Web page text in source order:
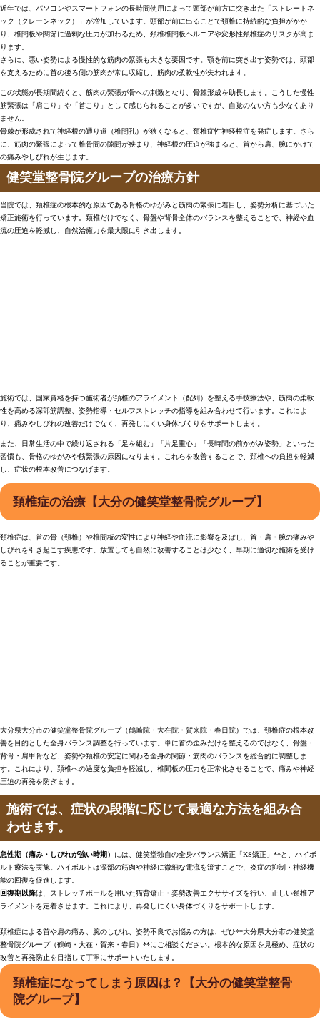
近年では、パソコンやスマートフォンの長時間使用によって頭部が前方に突き出た「ストレートネ
ック（クレーンネック）」が増加しています。頭部が前に出ることで頚椎に持続的な負担がかか
り、椎間板や関節に過剰な圧力が加わるため、頚椎椎間板ヘルニアや変形性頚椎症のリスクが高ま
ります。
さらに、悪い姿勢による慢性的な筋肉の緊張も大きな要因です。顎を前に突き出す姿勢では、頭部
を支えるために首の後ろ側の筋肉が常に収縮し、筋肉の柔軟性が失われます。
この状態が長期間続くと、筋肉の緊張が骨への刺激となり、骨棘形成を助長します。こうした慢性
筋緊張は「肩こり」や「首こり」として感じられることが多いですが、自覚のない方も少なくあり
ません。
骨棘が形成されて神経根の通り道（椎間孔）が狭くなると、頚椎症性神経根症を発症します。さら
に、筋肉の緊張によって椎骨間の隙間が狭まり、神経根の圧迫が強まると、首から肩、腕にかけて
の痛みやしびれが生じます。
健笑堂整骨院グループの治療方針
当院では、頚椎症の根本的な原因である骨格のゆがみと筋肉の緊張に着目し、姿勢分析に基づいた
矯正施術を行っています。頚椎だけでなく、骨盤や背骨全体のバランスを整えることで、神経や血
流の圧迫を軽減し、自然治癒力を最大限に引き出します。
施術では、国家資格を持つ施術者が頚椎のアライメント（配列）を整える手技療法や、筋肉の柔軟
性を高める深部筋調整、姿勢指導・セルフストレッチの指導を組み合わせて行います。これによ
り、痛みやしびれの改善だけでなく、再発しにくい身体づくりをサポートします。
また、日常生活の中で繰り返される「足を組む」「片足重心」「長時間の前かがみ姿勢」といった
習慣も、骨格のゆがみや筋緊張の原因になります。これらを改善することで、頚椎への負担を軽減
し、症状の根本改善につなげます。
頚椎症の治療【大分の健笑堂整骨院グループ】
頚椎症は、首の骨（頚椎）や椎間板の変性により神経や血流に影響を及ぼし、首・肩・腕の痛みや
しびれを引き起こす疾患です。放置しても自然に改善することは少なく、早期に適切な施術を受け
ることが重要です。
大分県大分市の健笑堂整骨院グループ（鶴崎院・大在院・賀来院・春日院）では、頚椎症の根本改
善を目的とした全身バランス調整を行っています。単に首の歪みだけを整えるのではなく、骨盤・
背骨・肩甲骨など、姿勢や頚椎の安定に関わる全身の関節・筋肉のバランスを総合的に調整しま
す。これにより、頚椎への過度な負担を軽減し、椎間板の圧力を正常化させることで、痛みや神経
圧迫の再発を防ぎます。
施術では、症状の段階に応じて最適な方法を組み合
わせます。
急性期（痛み・しびれが強い時期） には、健笑堂独自の全身バランス矯正「KS矯正」**と、ハイボ
ルト療法を実施。ハイボルトは深部の筋肉や神経に微細な電流を流すことで、炎症の抑制・神経機
能の回復を促進します。
回復期以降は、ストレッチボールを用いた猫背矯正・姿勢改善エクササイズを行い、正しい頚椎ア
ライメントを定着させます。これにより、再発しにくい身体づくりをサポートします。
頚椎症による首や肩の痛み、腕のしびれ、姿勢不良でお悩みの方は、ぜひ**大分県大分市の健笑堂
整骨院グループ（鶴崎・大在・賀来・春日）**にご相談ください。根本的な原因を見極め、症状の
改善と再発防止を目指して丁寧にサポートいたします。
頚椎症になってしまう原因は？【大分の健笑堂整骨
院グループ】